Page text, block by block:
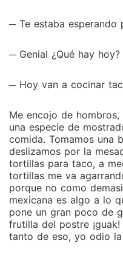
─ Te estaba esperando
─ Genial ¿Qué hay hoy?
─ Hoy van a cocinar
Me encojo de
una especie de
comida. Tomamos una
deslizamos por la
tortillas para taco, a
tortillas me va
porque no como
mexicana es algo a lo
pone un gran poco de
frutilla del postre
tanto de eso, yo odio